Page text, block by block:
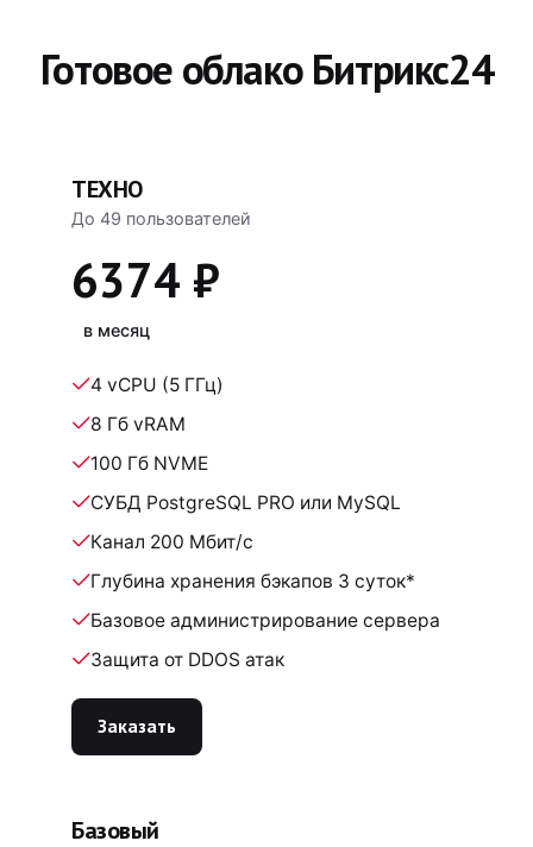
Готовое облако Битрикс24
ТЕХНО
До 49 пользователей
6374 ₽
в месяц
4 vCPU (5 ГГц)
8 Гб vRAM
100 Гб NVME
СУБД PostgreSQL PRO или MySQL
Канал 200 Мбит/с
Глубина хранения бэкапов 3 суток*
Базовое администрирование сервера
Защита от DDOS атак
Заказать
Базовый